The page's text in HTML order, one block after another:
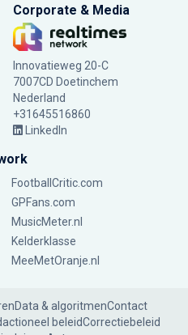
Corporate & Media
Innovatieweg 20-C
7007CD Doetinchem
Nederland
+31645516860
LinkedIn
FootballCritic.com
GPFans.com
MusicMeter.nl
Kelderklasse
MeeMetOranje.nl
Data & algoritmenContact
beleidCorrectiebeleid